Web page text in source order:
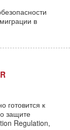
в
готовится к
защите
Regulation,